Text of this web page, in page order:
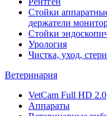
Стойки
держатели
Стойки
Урология
Чистка, уход,
Ветеринария
VetCam Full HD 2.0
Аппараты